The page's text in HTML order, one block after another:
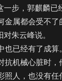
步，郭麒麟已
属都会受不了
朱云峰说。
已经有了成算
抗机械心脏时
照人，也没有